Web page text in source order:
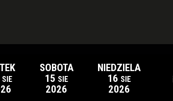
SIE
SOBOTA
15 SIE
2026
NIEDZIELA
16 SIE
2026